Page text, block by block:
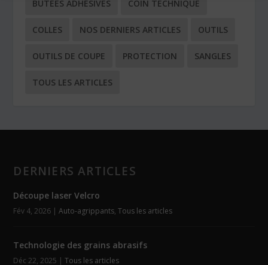
BUTÉES ADHÉSIVES COIN TECHNIQUE
COLLES NOS DERNIERS ARTICLES OUTILS
OUTILS DE COUPE PROTECTION SANGLES
TOUS LES ARTICLES
DERNIERS ARTICLES
Découpe laser Velcro
Fév 4, 2026 |Auto-agrippants,Tous les articles
Technologie des grains abrasifs
Déc 22, 2025 |Tous les articles